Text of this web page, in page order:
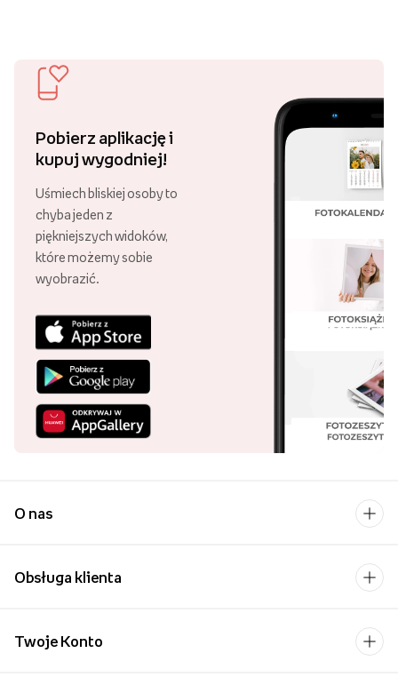
Pobierz aplikację i
kupuj wygodniej!
Uśmiech bliskiej osoby to
chyba jeden z
piękniejszych widoków,
które możemy sobie
wyobrazić.
O nas
Obsługa klienta
Twoje Konto